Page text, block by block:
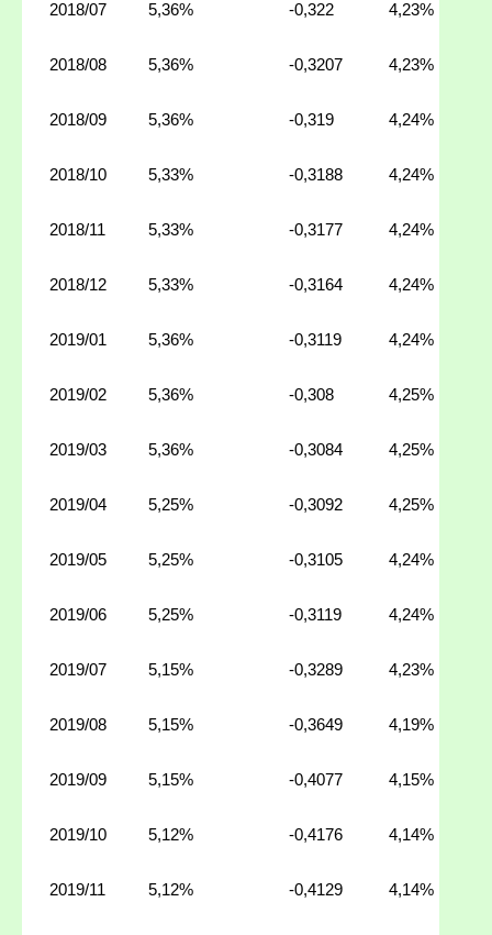
2018/07 5,36% -0,322 4,23%
2018/08 5,36% -0,3207 4,23%
2018/09 5,36% -0,319 4,24%
2018/10 5,33% -0,3188 4,24%
2018/11 5,33% -0,3177 4,24%
2018/12 5,33% -0,3164 4,24%
2019/01 5,36% -0,3119 4,24%
2019/02 5,36% -0,308 4,25%
2019/03 5,36% -0,3084 4,25%
2019/04 5,25% -0,3092 4,25%
2019/05 5,25% -0,3105 4,24%
2019/06 5,25% -0,3119 4,24%
2019/07 5,15% -0,3289 4,23%
2019/08 5,15% -0,3649 4,19%
2019/09 5,15% -0,4077 4,15%
2019/10 5,12% -0,4176 4,14%
2019/11 5,12% -0,4129 4,14%